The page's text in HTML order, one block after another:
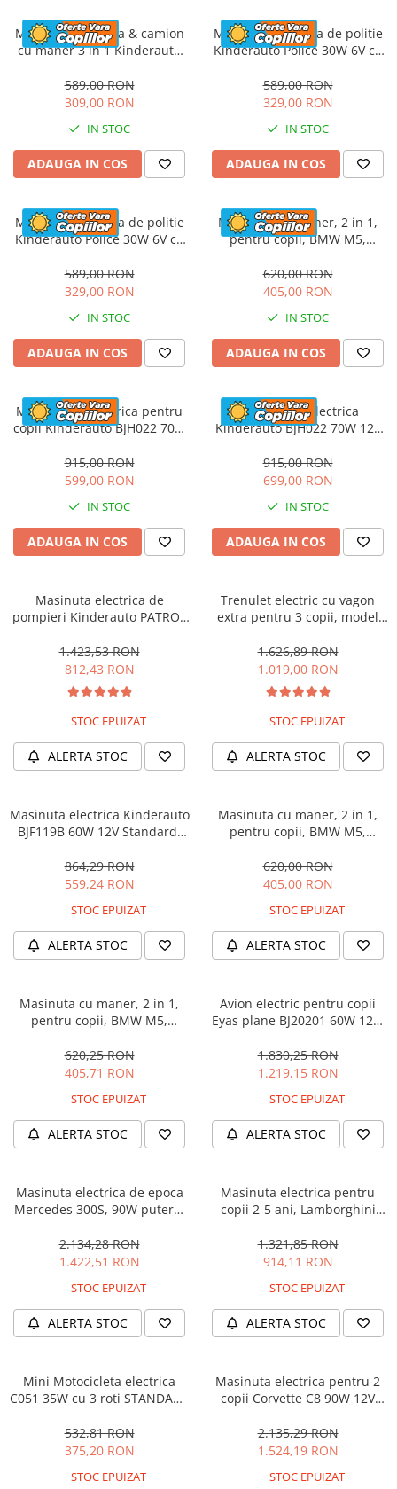
Masinuta electrica & camion
cu maner 3 in 1 Kinderauto
tapitat, music player
589,00 RON
309,00 RON
IN STOC
ADAUGA IN COS
Masinuta electrica de politie
Kinderauto Police 30W 6V cu
bluetooth, culoare Alb
589,00 RON
329,00 RON
IN STOC
ADAUGA IN COS
Masinuta electrica de politie
Kinderauto Police 30W 6V cu
bluetooth, culoare Rosu
589,00 RON
329,00 RON
IN STOC
ADAUGA IN COS
Masinuta cu maner, 2 in 1,
pentru copii, BMW M5,
620,00 RON
405,00 RON
IN STOC
ADAUGA IN COS
Motocicleta electrica pentru
copii Kinderauto BJH022 70W
915,00 RON
599,00 RON
IN STOC
ADAUGA IN COS
Motocicleta electrica
Kinderauto BJH022 70W 12V
culoare Rosie
915,00 RON
699,00 RON
IN STOC
ADAUGA IN COS
Masinuta electrica de
pompieri Kinderauto PATROL
1.423,53 RON
812,43 RON
STOC EPUIZAT
ALERTA STOC
Trenulet electric cu vagon
extra pentru 3 copii, model
music player, albastru
1.626,89 RON
1.019,00 RON
STOC EPUIZAT
ALERTA STOC
Masinuta electrica Kinderauto
BJF119B 60W 12V Standard,
864,29 RON
559,24 RON
STOC EPUIZAT
ALERTA STOC
Masinuta cu maner, 2 in 1,
pentru copii, BMW M5,
620,00 RON
405,00 RON
STOC EPUIZAT
ALERTA STOC
Masinuta cu maner, 2 in 1,
pentru copii, BMW M5,
620,25 RON
405,71 RON
STOC EPUIZAT
ALERTA STOC
Avion electric pentru copii
Eyas plane BJ20201 60W 12V,
1.830,25 RON
1.219,15 RON
STOC EPUIZAT
ALERTA STOC
Masinuta electrica de epoca
Mercedes 300S, 90W putere,
2.134,28 RON
1.422,51 RON
STOC EPUIZAT
ALERTA STOC
Masinuta electrica pentru
copii 2-5 ani, Lamborghini
12V, galbena
1.321,85 RON
914,11 RON
STOC EPUIZAT
ALERTA STOC
Mini Motocicleta electrica
C051 35W cu 3 roti STANDARD
532,81 RON
375,20 RON
STOC EPUIZAT
Masinuta electrica pentru 2
copii Corvette C8 90W 12V
2.135,29 RON
1.524,19 RON
STOC EPUIZAT